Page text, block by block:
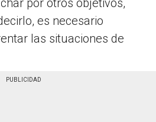
por otros objetivos,
es necesario
las situaciones de